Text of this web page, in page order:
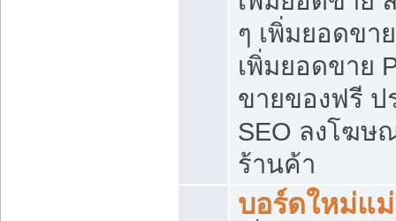
ๆ เพิ่มยอดขา
เพิ่มยอดขาย
ขายของฟรี ป
SEO ลงโฆษ
ร้านค้า
บอร์ดใหม่แ